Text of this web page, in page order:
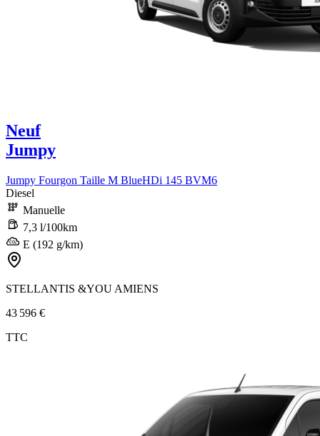
Neuf
Jumpy
Jumpy Fourgon Taille M BlueHDi 145 BVM6
Diesel
Manuelle
7,3 l/100km
E (192 g/km)
STELLANTIS &YOU AMIENS
43 596 €
TTC